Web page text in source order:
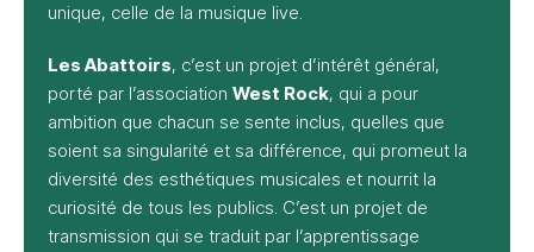
unique, celle de la musique live.
Les Abattoirs, c’est un projet d’intérêt général,
porté par l’association West Rock, qui a pour
ambition que chacun se sente inclus, quelles que
soient sa singularité et sa différence, qui promeut la
diversité des esthétiques musicales et nourrit la
curiosité de tous les publics. C’est un projet de
transmission qui se traduit par l’apprentissage